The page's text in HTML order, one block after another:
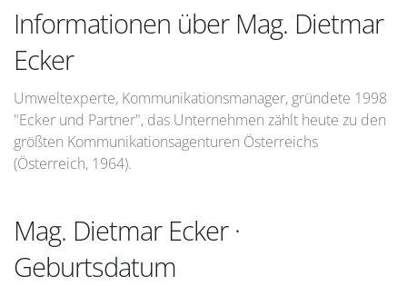
Informationen über Mag. Dietmar
Ecker
Umweltexperte, Kommunikationsmanager, gründete 1998
"Ecker und Partner", das Unternehmen zählt heute zu den
größten Kommunikationsagenturen Österreichs
(Österreich, 1964).
Mag. Dietmar Ecker ·
Geburtsdatum